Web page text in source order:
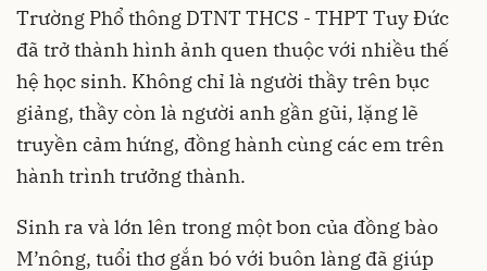
Trường Phổ thông DTNT THCS - THPT Tuy Đức
đã trở thành hình ảnh quen thuộc với nhiều thế
hệ học sinh. Không chỉ là người thầy trên bục
giảng, thầy còn là người anh gần gũi, lặng lẽ
truyền cảm hứng, đồng hành cùng các em trên
hành trình trưởng thành.
Sinh ra và lớn lên trong một bon của đồng bào
M’nông, tuổi thơ gắn bó với buôn làng đã giúp